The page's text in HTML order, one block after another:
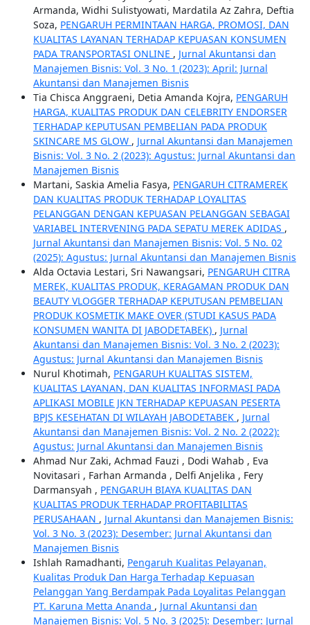
Armanda, Widhi Sulistyowati, Mardatila Az Zahra, Deftia
Soza, PENGARUH PERMINTAAN HARGA, PROMOSI, DAN
KUALITAS LAYANAN TERHADAP KEPUASAN KONSUMEN
PADA TRANSPORTASI ONLINE , Jurnal Akuntansi dan
Manajemen Bisnis: Vol. 3 No. 1 (2023): April: Jurnal
Akuntansi dan Manajemen Bisnis
Tia Chisca Anggraeni, Detia Amanda Kojra, PENGARUH
HARGA, KUALITAS PRODUK DAN CELEBRITY ENDORSER
TERHADAP KEPUTUSAN PEMBELIAN PADA PRODUK
SKINCARE MS GLOW , Jurnal Akuntansi dan Manajemen
Bisnis: Vol. 3 No. 2 (2023): Agustus: Jurnal Akuntansi dan
Manajemen Bisnis
Martani, Saskia Amelia Fasya, PENGARUH CITRAMEREK
DAN KUALITAS PRODUK TERHADAP LOYALITAS
PELANGGAN DENGAN KEPUASAN PELANGGAN SEBAGAI
VARIABEL INTERVENING PADA SEPATU MEREK ADIDAS ,
Jurnal Akuntansi dan Manajemen Bisnis: Vol. 5 No. 02
(2025): Agustus: Jurnal Akuntansi dan Manajemen Bisnis
Alda Octavia Lestari, Sri Nawangsari, PENGARUH CITRA
MEREK, KUALITAS PRODUK, KERAGAMAN PRODUK DAN
BEAUTY VLOGGER TERHADAP KEPUTUSAN PEMBELIAN
PRODUK KOSMETIK MAKE OVER (STUDI KASUS PADA
KONSUMEN WANITA DI JABODETABEK) , Jurnal
Akuntansi dan Manajemen Bisnis: Vol. 3 No. 2 (2023):
Agustus: Jurnal Akuntansi dan Manajemen Bisnis
Nurul Khotimah, PENGARUH KUALITAS SISTEM,
KUALITAS LAYANAN, DAN KUALITAS INFORMASI PADA
APLIKASI MOBILE JKN TERHADAP KEPUASAN PESERTA
BPJS KESEHATAN DI WILAYAH JABODETABEK , Jurnal
Akuntansi dan Manajemen Bisnis: Vol. 2 No. 2 (2022):
Agustus: Jurnal Akuntansi dan Manajemen Bisnis
Ahmad Nur Zaki, Achmad Fauzi , Dodi Wahab , Eva
Novitasari , Farhan Armanda , Delfi Anjelika , Fery
Darmansyah , PENGARUH BIAYA KUALITAS DAN
KUALITAS PRODUK TERHADAP PROFITABILITAS
PERUSAHAAN , Jurnal Akuntansi dan Manajemen Bisnis:
Vol. 3 No. 3 (2023): Desember: Jurnal Akuntansi dan
Manajemen Bisnis
Ishlah Ramadhanti, Pengaruh Kualitas Pelayanan,
Kualitas Produk Dan Harga Terhadap Kepuasan
Pelanggan Yang Berdampak Pada Loyalitas Pelanggan
PT. Karuna Metta Ananda , Jurnal Akuntansi dan
Manajemen Bisnis: Vol. 5 No. 3 (2025): Desember: Jurnal